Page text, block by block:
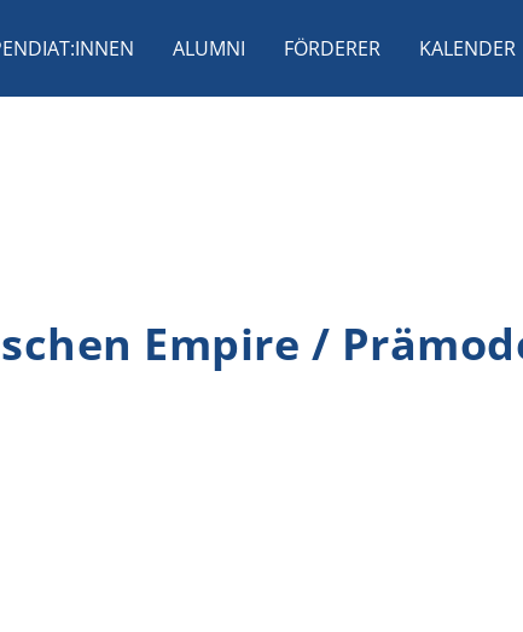
ALUMNI FÖRDERER KALENDER
Empire /